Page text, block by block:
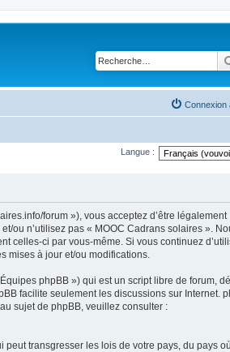
Connexion
Langue :
forum »), vous acceptez d’être légalement
ou n’utilisez pas « MOOC Cadrans solaires ».
celles-ci par vous-même. Si vous continuez
mises à jour et/ou modifications.
phpBB ») qui est un script libre de forum,
facilite seulement les discussions sur Internet.
sujet de phpBB, veuillez consulter :
transgresser les lois de votre pays, du pays où